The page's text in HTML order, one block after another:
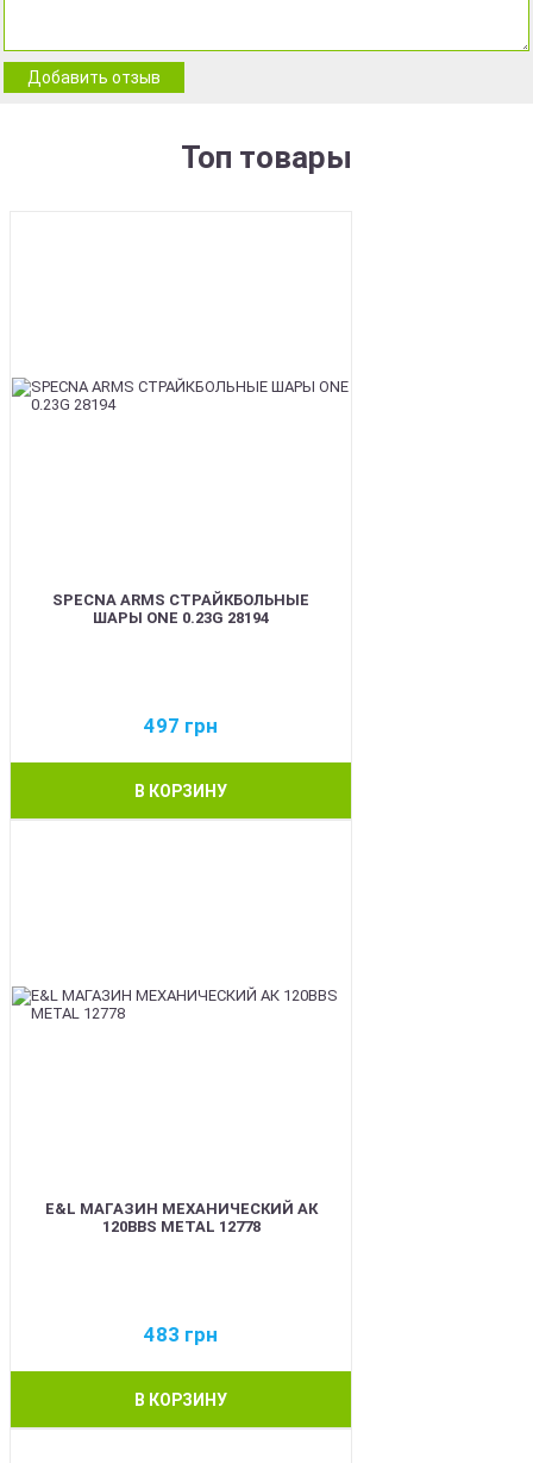
Добавить отзыв
Топ товары
SPECNA ARMS СТРАЙКБОЛЬНЫЕ
ШАРЫ ONE 0.23G 28194
497 грн
В КОРЗИНУ
E&L МАГАЗИН МЕХАНИЧЕСКИЙ АК
120BBS METAL 12778
483 грн
В КОРЗИНУ